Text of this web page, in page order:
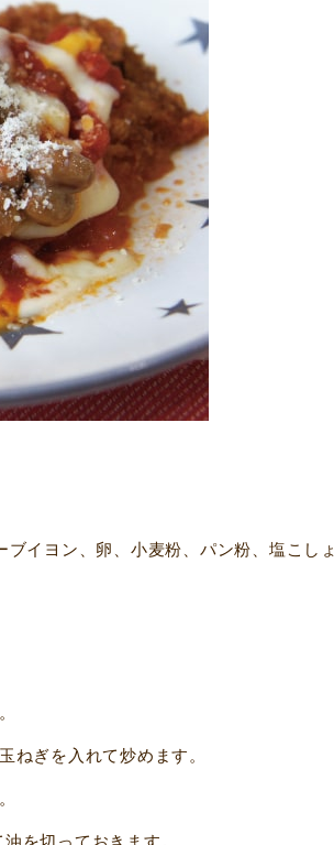
イヨン、卵、小麦粉、パン粉、塩こしょ
ぎを入れて炒めます。